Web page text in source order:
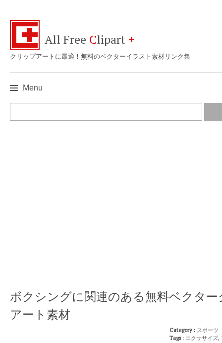
All Free Clipart +
クリップアートに最適！無料のベクターイラスト素材リンク集
Menu
ボクシングに関連のある無料ベクタ
アート素材
Category : スポーツ
Tags : エクササイズ,